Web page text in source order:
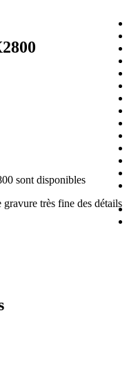
sont disponibles
très fine des détails